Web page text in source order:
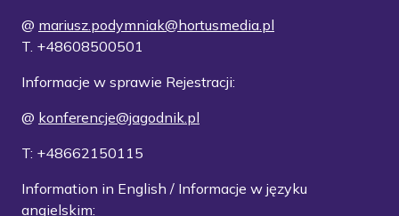
@ mariusz.podymniak@hortusmedia.pl
T. +48608500501
Informacje w sprawie Rejestracji:
@ konferencje@jagodnik.pl
T: +48662150115
Information in English / Informacje w języku
angielskim: